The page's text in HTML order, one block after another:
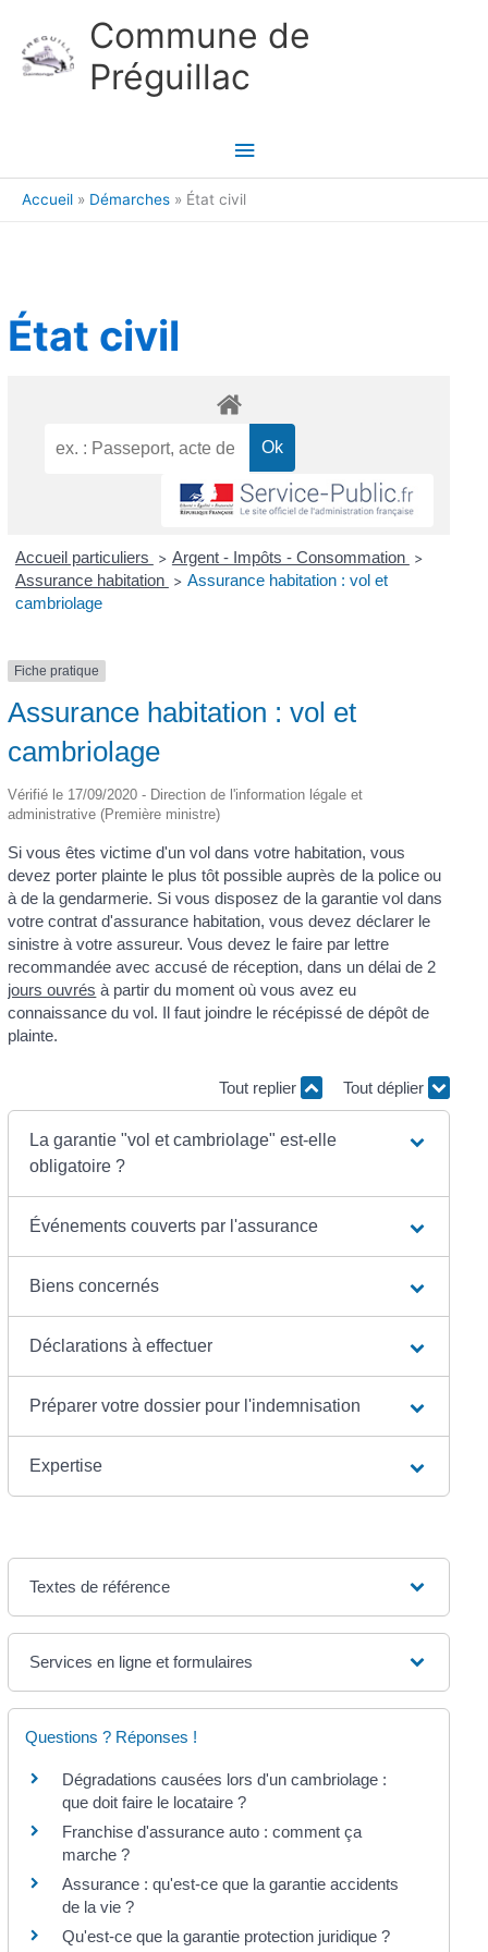
Commune de
Préguillac
Menu
principal
Accueil Démarches État civil
État civil
Accueil particuliers > Argent - Impôts - Consommation >
Assurance habitation > Assurance habitation : vol et
cambriolage
Fiche pratique
Assurance habitation : vol et
cambriolage
Vérifié le 17/09/2020 - Direction de l'information légale et
administrative (Première ministre)
Si vous êtes victime d'un vol dans votre habitation, vous
devez porter plainte le plus tôt possible auprès de la police ou
à de la gendarmerie. Si vous disposez de la garantie vol dans
votre contrat d'assurance habitation, vous devez déclarer le
sinistre à votre assureur. Vous devez le faire par lettre
recommandée avec accusé de réception, dans un délai de 2
jours ouvrés à partir du moment où vous avez eu
connaissance du vol. Il faut joindre le récépissé de dépôt de
plainte.
Tout replier Tout déplier
La garantie "vol et cambriolage" est-elle
obligatoire ?
Événements couverts par l'assurance
Biens concernés
Déclarations à effectuer
Préparer votre dossier pour l'indemnisation
Expertise
Textes de référence
Services en ligne et formulaires
Questions ? Réponses !
Dégradations causées lors d'un cambriolage :
que doit faire le locataire ?
Franchise d'assurance auto : comment ça
marche ?
Assurance : qu'est-ce que la garantie accidents
de la vie ?
Qu'est-ce que la garantie protection juridique ?